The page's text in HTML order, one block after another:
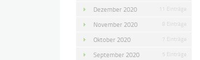
Dezember 2020 11 Einträge
November 2020 8 Einträge
Oktober 2020 7 Einträge
September 2020 5 Einträge